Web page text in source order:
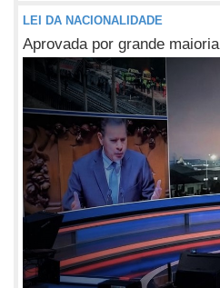
LEI DA NACIONALIDADE
Aprovada por grande maioria